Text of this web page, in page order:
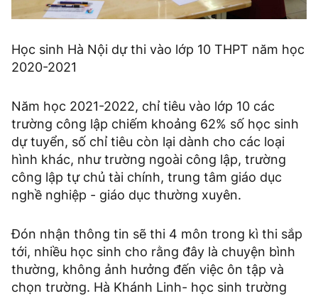
Học sinh Hà Nội dự thi vào lớp 10 THPT năm học
2020-2021
Năm học 2021-2022, chỉ tiêu vào lớp 10 các
trường công lập chiếm khoảng 62% số học sinh
dự tuyển, số chỉ tiêu còn lại dành cho các loại
hình khác, như trường ngoài công lập, trường
công lập tự chủ tài chính, trung tâm giáo dục
nghề nghiệp - giáo dục thường xuyên.
Đón nhận thông tin sẽ thi 4 môn trong kì thi sắp
tới, nhiều học sinh cho rằng đây là chuyện bình
thường, không ảnh hưởng đến việc ôn tập và
chọn trường. Hà Khánh Linh- học sinh trường